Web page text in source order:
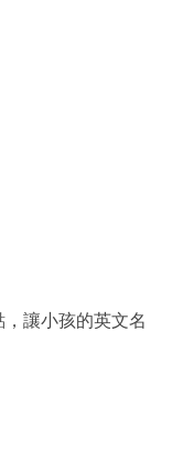
讓小孩的英文名